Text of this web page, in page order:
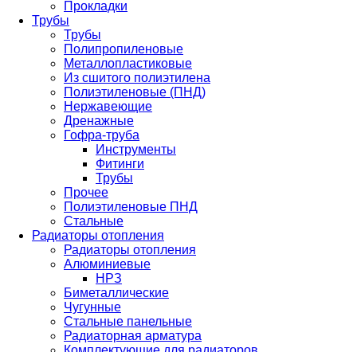
Прокладки
Трубы
Трубы
Полипропиленовые
Металлопластиковые
Из сшитого полиэтилена
Полиэтиленовые (ПНД)
Нержавеющие
Дренажные
Гофра-труба
Инструменты
Фитинги
Трубы
Прочее
Полиэтиленовые ПНД
Стальные
Радиаторы отопления
Радиаторы отопления
Алюминиевые
НРЗ
Биметаллические
Чугунные
Стальные панельные
Радиаторная арматура